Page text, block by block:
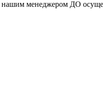
с нашим менеджером ДО